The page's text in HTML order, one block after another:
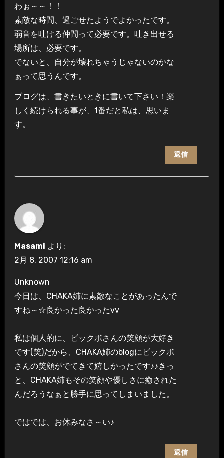
わぉ～～！！
素敵な時間、過ごせたようでよかったです。
弱音を吐ける仲間って必要です。吐き出せる
場所は、必要です。
でないと、自分が壊れちゃうじゃないのかな
ぁって思うんです。
ブログは、書きたいときに書いて下さい！楽
しく続けられる事が、1番だと私は、思いま
す。
返信
Masami より:
2月 8, 2007 12:16 am
Unknown
今日は、CHAKA姉に素敵なことがあったんで
すね～☆良かった良かったvv
私は個人的に、ビックボさんの笑顔が大好き
です(笑)だから、CHAKA姉のblogにビックボ
さんの笑顔がでてきて嬉しかったです♪♪きっ
と、CHAKA姉もその笑顔や優しさに癒された
んだろうなぁと勝手に思ってしまいました。
ではでは、お休みなさ～い♪
返信